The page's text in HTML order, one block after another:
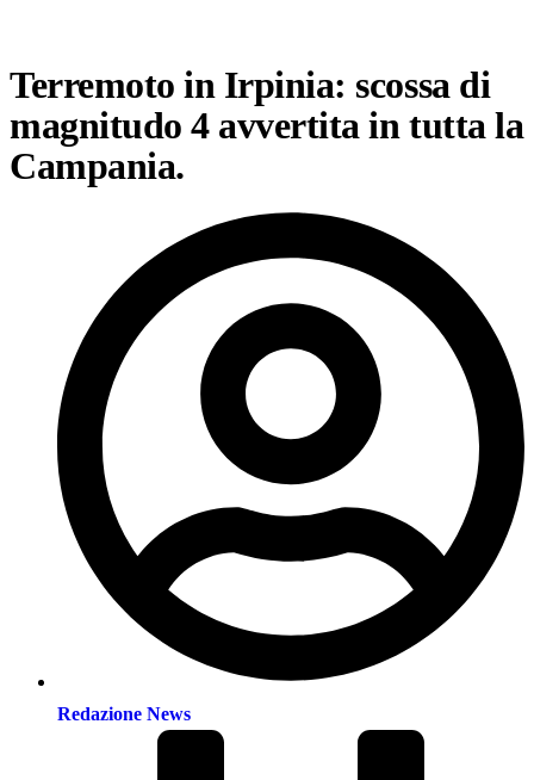
Terremoto in Irpinia: scossa di
magnitudo 4 avvertita in tutta la
Campania.
Redazione News